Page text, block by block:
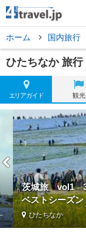
ホーム 国内旅行
ひたちなか 旅
エリアガイド 観光
茨城旅 vol1 3
ベストシーズ
ひたちなか